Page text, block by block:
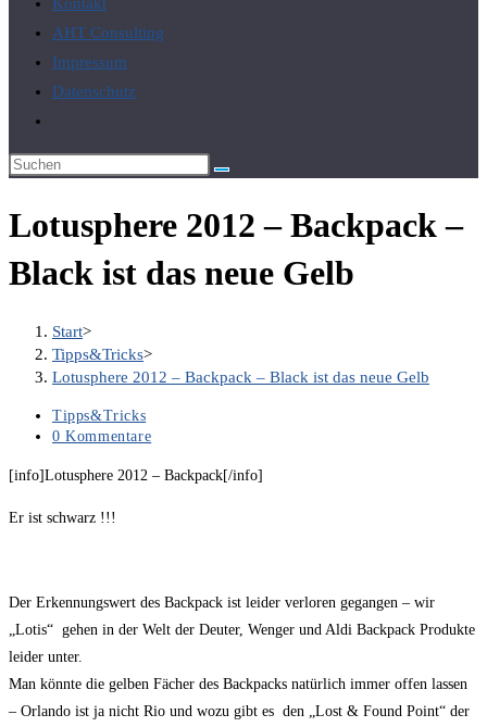
AHT Consulting
Impressum
Datenschutz
umschalten
Lotusphere 2012 – Backpack –
Black ist das neue Gelb
Start>
Tipps&Tricks>
Lotusphere 2012 – Backpack – Black ist das neue Gelb
Beitrags-
Kategorie:
Tipps&Tricks
Beitrags-
0 Kommentare
[info]Lotusphere 2012 – Backpack[/info]
Er ist schwarz !!!
Der Erkennungswert des Backpack ist leider verloren gegangen – wir
„Lotis“ gehen in der Welt der Deuter, Wenger und Aldi Backpack Produkte
leider unter.
Man könnte die gelben Fächer des Backpacks natürlich immer offen lassen
– Orlando ist ja nicht Rio und wozu gibt es den „Lost & Found Point“ der